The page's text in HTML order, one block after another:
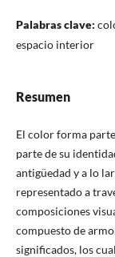
Palabras clave:
espacio interior
Resumen
El color forma
parte de su
antigüedad y a lo
representado a
composiciones
compuesto de
significados, los